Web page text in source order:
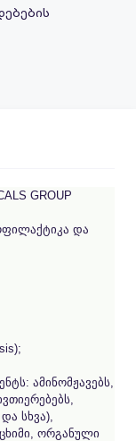
GROUP
და
ამინომჟავებს,
სხვა),
ორგანული